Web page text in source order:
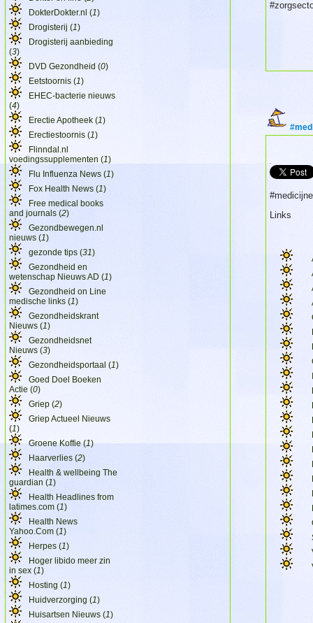
DokterDokter.nl (1)
Drogisterij (1)
Drogisterij aanbieding
(3)
DVD Gezondheid (0)
Eetstoornis (1)
EHEC-bacterie nieuws
(4)
Erectie Apotheek (1)
Erectiestoornis (1)
Flinndal.nl
voedingssupplementen (1)
Flu Influenza News (1)
Fox Health News (1)
Free medical books
and journals (2)
Gezondbewegen.nl
nieuws (1)
gezonde tips (31)
Gezondheid en
wetenschap Nieuws AD (1)
Gezondheid on Line
medische links (1)
Gezondheidskrant
Nieuws (1)
Gezondheidsnet
Nieuws (3)
Gezondheidsportaal (1)
Goed Doel Boeken
Actie (0)
Griep (2)
Griep Actueel Nieuws
(1)
Groene Koffie (1)
Haarverlies (2)
Health & wellbeing The
guardian (1)
Health Headlines from
latimes.com (1)
Health News
Yahoo.Com (1)
Herpes (1)
Hoger libido meer zin
in sex (1)
Hosting (1)
Huidverzorging (1)
Huisartsen Nieuws (1)
Links